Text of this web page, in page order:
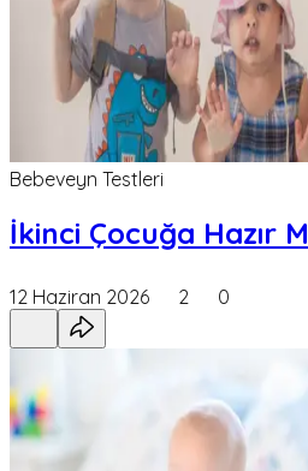
Bebeveyn Testleri
İkinci Çocuğa Hazır
12 Haziran 2026 2 0